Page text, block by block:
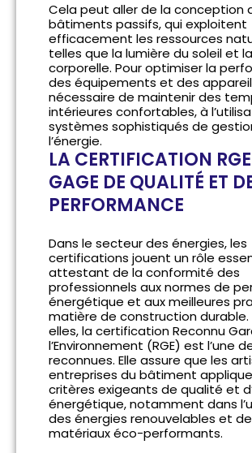
Cela peut aller de la conception
bâtiments passifs, qui exploitent
efficacement les ressources
telles que la lumière du soleil et
corporelle. Pour optimiser la
des équipements et des
nécessaire de maintenir des
intérieures confortables, à
systèmes sophistiqués de
l’énergie.
LA CERTIFICATION
GAGE DE QUALITÉ ET
PERFORMANCE
Dans le secteur des énergies, les
certifications jouent un rôle
attestant de la conformité des
professionnels aux normes de
énergétique et aux meilleures
matière de construction durable.
elles, la certification Reconnu
l’Environnement (RGE) est l’une
reconnues. Elle assure que les
entreprises du bâtiment
critères exigeants de qualité et
énergétique, notamment dans
des énergies renouvelables et
matériaux éco-performants.